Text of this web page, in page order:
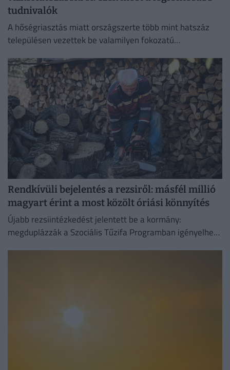
tudnivalók
A hőségriasztás miatt országszerte több mint hatszáz
településen vezettek be valamilyen fokozatú
Rendkívüli bejelentés a rezsiről: másfél millió
magyart érint a most közölt óriási könnyítés
Újabb rezsiintézkedést jelentett be a kormány:
megduplázzák a Szociális Tűzifa Programban igényelhető